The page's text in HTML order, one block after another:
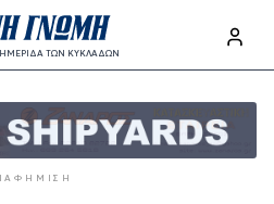
ΤΩΝ ΚΥΚΛΑΔΩΝ